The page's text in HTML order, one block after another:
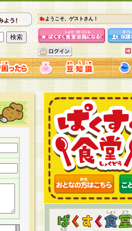
ようこそ、ゲストさん！